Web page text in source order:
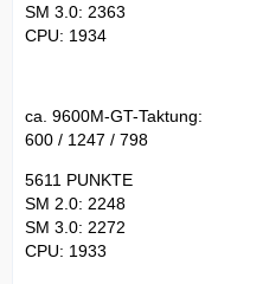
SM 3.0: 2363
CPU: 1934
ca. 9600M-GT-Taktung:
600 / 1247 / 798
5611 PUNKTE
SM 2.0: 2248
SM 3.0: 2272
CPU: 1933